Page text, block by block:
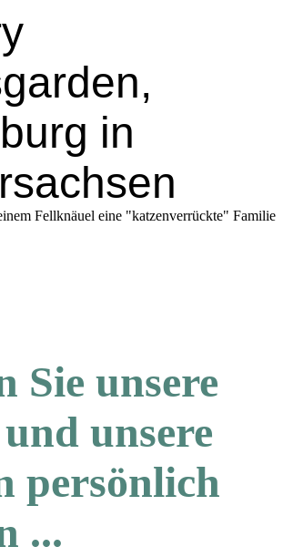
in
Fellknäuel eine "katzenverrückte" Familie
Sie unsere
unsere
persönlich
...